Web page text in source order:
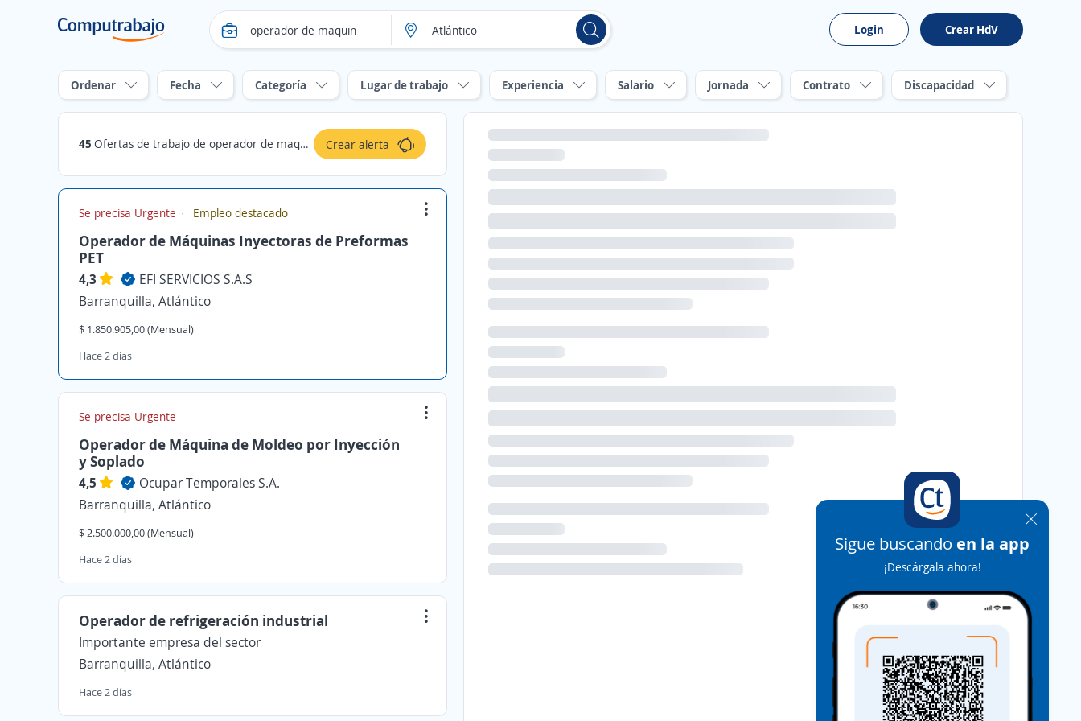
Login Crear HdV
Ordenar Fecha Categoría Lugar de trabajo Experiencia Salario Jornada Contrato Discapacidad
45 Ofertas de trabajo de operador de maquin en Atlántico Crear alerta
Se precisa Urgente Empleo destacado
Operador de Máquinas Inyectoras de Preformas
PET
4,3
EFI SERVICIOS S.A.S
Barranquilla, Atlántico
$ 1.850.905,00 (Mensual)
Hace 2 días
Se precisa Urgente
Operador de Máquina de Moldeo por Inyección
y Soplado
4,5
Ocupar Temporales S.A.
Barranquilla, Atlántico
$ 2.500.000,00 (Mensual)
Hace 2 días
Operador de refrigeración industrial
Importante empresa del sector
Barranquilla, Atlántico
Hace 2 días
Sigue buscando en la app
¡Descárgala ahora!